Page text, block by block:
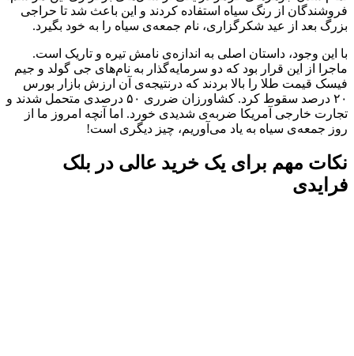
فروشندگان از رنگ سیاه استفاده کردند و این باعث شد تا حراجی
بزرگ بعد از عید شکرگزاری، نام جمعه‌ی سیاه را به خود بگیرد.
با این وجود، داستان اصلی به اندازه‌ی نامش تیره و تاریک است.
ماجرا از این قرار بود که دو سرمایه‌گذار به نام‌های جی گولد و جیم
فیسک قیمت طلا را بالا بردند که درنتیجه‌ی آن ارزش بازار بورس
۲۰ درصد سقوط کرد. کشاورزان ضرری ۵۰ درصدی متحمل شدند و
تجارت خارجی آمریکا ضربه‌ی شدیدی خورد. اما آنچه امروز ما از
روز جمعه‌‌ی سیاه به یاد می‌آوریم، چیز دیگری است!
نکات مهم برای یک خرید عالی در بلک
فرایدی